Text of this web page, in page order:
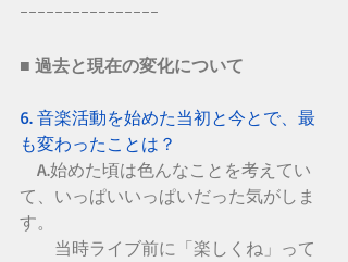
ｰｰｰｰｰｰｰｰｰｰｰｰｰｰｰｰ
■ 過去と現在の変化について
6. 音楽活動を始めた当初と今とで、最
も変わったことは？
A.始めた頃は色んなことを考えてい
て、いっぱいいっぱいだった気がしま
す。
当時ライブ前に「楽しくね」って